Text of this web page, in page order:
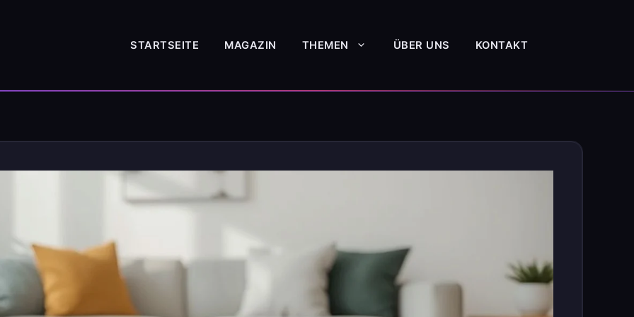
STARTSEITE MAGAZIN THEMEN ÜBER UNS KONTAKT